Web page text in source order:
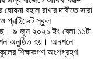
বহাল রাখার দাবীতে সারা
ও প্রাইভেট স্কুল
৯ জুন ২০২১ ইং বেলা ১১টা
অনুষ্ঠিত হয়। অনশনে
শিক্ষকগণ অংশগ্রহণ